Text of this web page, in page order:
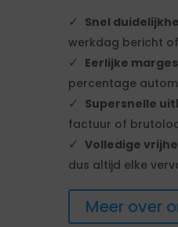
Snel
werkdag bericht
Eerlijke
percentage
Supersnelle
factuur of
Volledige
dus altijd elke
Meer over